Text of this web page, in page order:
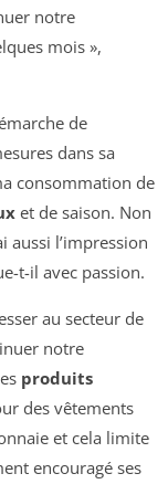
notre
mois »,
de
dans sa
consommation de
et de saison. Non
aussi l’impression
t-il avec passion.
au secteur de
notre
produits
des vêtements
et cela limite
encouragé ses